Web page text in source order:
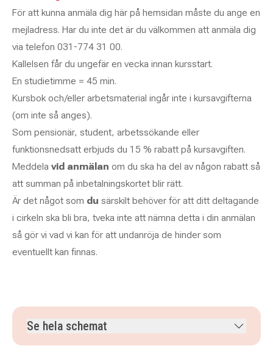
För att kunna anmäla dig här på hemsidan måste du ange en
mejladress. Har du inte det är du välkommen att anmäla dig
via telefon 031-774 31 00.
Kallelsen får du ungefär en vecka innan kursstart.
En studietimme = 45 min.
Kursbok och/eller arbetsmaterial ingår inte i kursavgifterna
(om inte så anges).
Som pensionär, student, arbetssökande eller
funktionsnedsatt erbjuds du 15 % rabatt på kursavgiften.
Meddela vid anmälan om du ska ha del av någon rabatt så
att summan på inbetalningskortet blir rätt.
Är det något som du särskilt behöver för att ditt deltagande
i cirkeln ska bli bra, tveka inte att nämna detta i din anmälan
så gör vi vad vi kan för att undanröja de hinder som
eventuellt kan finnas.
Se hela schemat